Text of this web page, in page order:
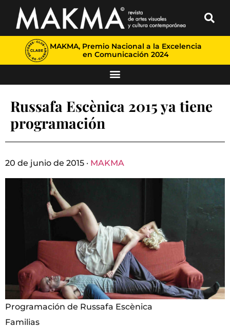
MAKMA, Premio Nacional a la Excelencia
en Comunicación 2024
Russafa Escènica 2015 ya tiene
programación
20 de junio de 2015 · MAKMA
Programación de Russafa Escènica
Familias